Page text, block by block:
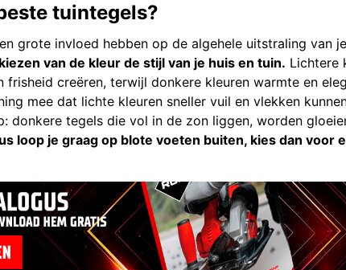
tuintegels?
grote invloed hebben op de algehele uitstraling van je
van de kleur de stijl van je huis en tuin. Lichtere
frisheid creëren, terwijl donkere kleuren warmte en
mee dat lichte kleuren sneller vuil en vlekken
donkere tegels die vol in de zon liggen, worden
loop je graag op blote voeten buiten, kies dan voor